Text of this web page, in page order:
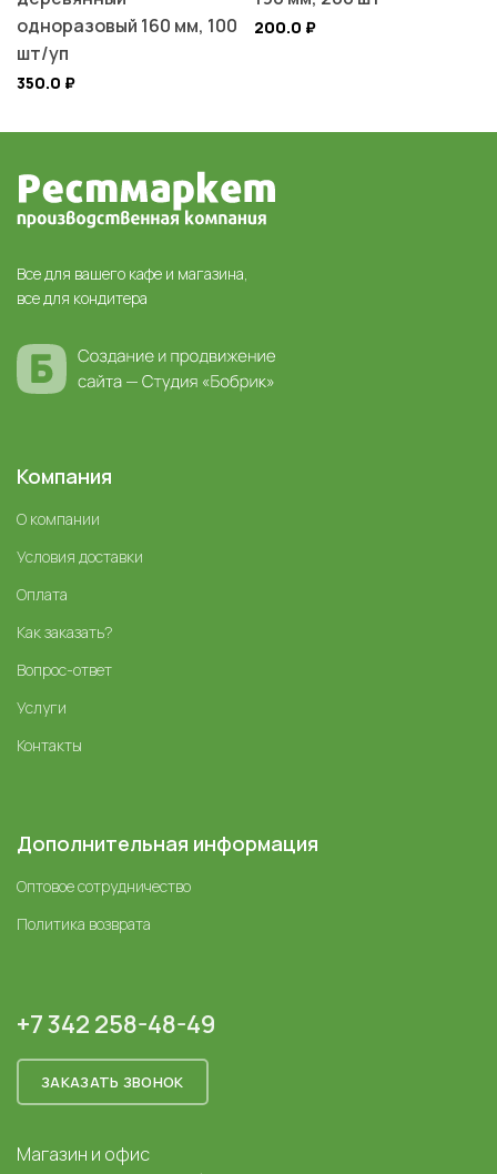
одноразовый 160 мм, 100
шт/уп
350.0 ₽
200.0 ₽
Все для вашего кафе и магазина,
все для кондитера
Компания
О компании
Условия доставки
Оплата
Как заказать?
Вопрос-ответ
Услуги
Контакты
Дополнительная информация
Оптовое сотрудничество
Политика возврата
+7 342 258-48-49
ЗАКАЗАТЬ ЗВОНОК
Магазин и офис